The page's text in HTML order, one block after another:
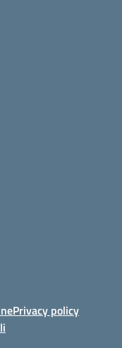
Privacy policy